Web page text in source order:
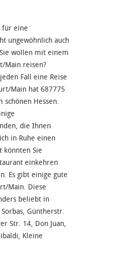
für eine
ungewöhnlich auch
wollen mit einem
Main reisen?
Fall eine Reise
Main hat 687775
schönen Hessen.
die Ihnen
in Ruhe einen
könnten Sie
einkehren
Es gibt einige gute
Main. Diese
beliebt in
Güntherstr.
Str. 14, Don Juan,
Kleine